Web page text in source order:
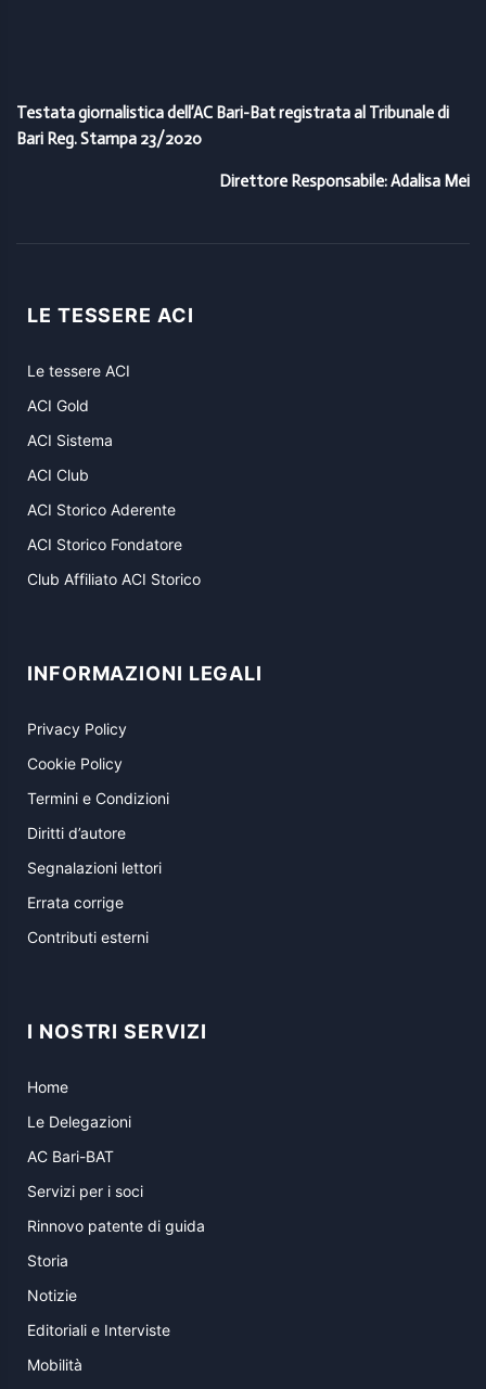
Testata giornalistica dell’AC Bari-Bat registrata al Tribunale di
Bari Reg. Stampa 23/2020
Direttore Responsabile: Adalisa Mei
LE TESSERE ACI
Le tessere ACI
ACI Gold
ACI Sistema
ACI Club
ACI Storico Aderente
ACI Storico Fondatore
Club Affiliato ACI Storico
INFORMAZIONI LEGALI
Privacy Policy
Cookie Policy
Termini e Condizioni
Diritti d’autore
Segnalazioni lettori
Errata corrige
Contributi esterni
I NOSTRI SERVIZI
Home
Le Delegazioni
AC Bari-BAT
Servizi per i soci
Rinnovo patente di guida
Storia
Notizie
Editoriali e Interviste
Mobilità